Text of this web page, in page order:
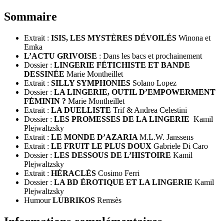
Sommaire
Extrait : ISIS, LES MYSTÈRES DÉVOILÉS Winona et
Emka
L’ACTU GRIVOISE : Dans les bacs et prochainement
Dossier : LINGERIE FÉTICHISTE ET BANDE
DESSINÉE Marie Montheillet
Extrait : SILLY SYMPHONIES Solano Lopez
Dossier : LA LINGERIE, OUTIL D’EMPOWERMENT
FÉMININ ? Marie Montheillet
Extrait : LA DUELLISTE Trif & Andrea Celestini
Dossier : LES PROMESSES DE LA LINGERIE Kamil
Plejwaltzsky
Extrait : LE MONDE D’AZARIA M.L.W. Janssens
Extrait : LE FRUIT LE PLUS DOUX Gabriele Di Caro
Dossier : LES DESSOUS DE L’HISTOIRE Kamil
Plejwaltzsky
Extrait : HÉRACLÈS Cosimo Ferri
Dossier : LA BD ÉROTIQUE ET LA LINGERIE Kamil
Plejwaltzsky
HumourLUBRIKOS Remsès